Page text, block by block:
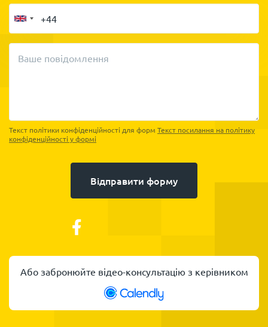
Ваше повідомлення
Текст політики конфіденційності для форм Текст посилання на політику
конфіденційності у формі
Відправити форму
Або забронюйте відео-консультацію з керівником